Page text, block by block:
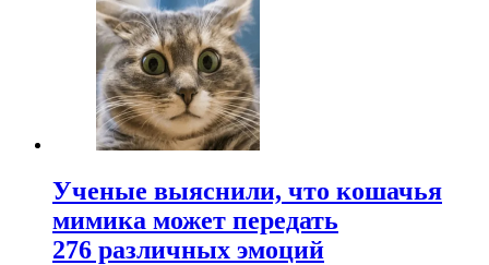
Ученые выяснили, что кошачья
мимика может передать
276 различных эмоций